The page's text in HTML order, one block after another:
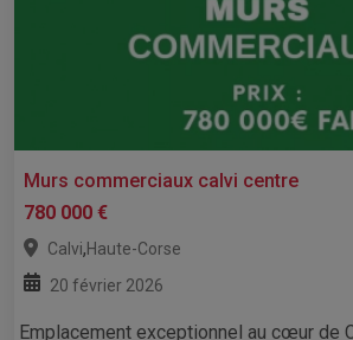
Murs commerciaux calvi centre
780 000 €
Calvi,Haute-Corse
20 février 2026
Emplacement exceptionnel au cœur de